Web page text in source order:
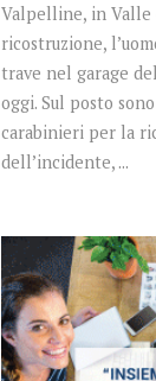
Valpelline, in Valle
ricostruzione,
trave nel garage
oggi. Sul posto
carabinieri per la
dell’incidente, ...